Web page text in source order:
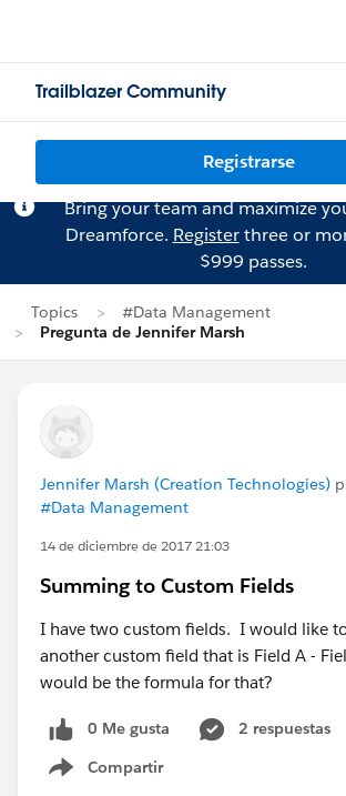
Trailblazer Community
Registrarse
Bring your team and maximize
Dreamforce. Registerthree or
$999 passes.
Topics
#Data Management
Pregunta de Jennifer Marsh
Jennifer Marsh (Creation Technologies)
#Data Management
14 de diciembre de 2017 21:03
Summing to Custom Fields
I have two custom fields. I would like
another custom field that is Field A -
would be the formula for that?
0 Me gusta
2 respuestas
Compartir
Show menu